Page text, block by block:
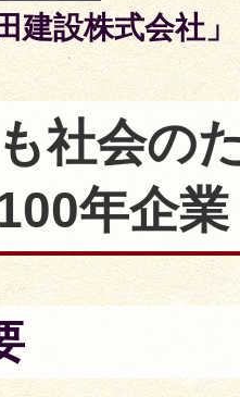
建設株式会社」
社会の
年企業